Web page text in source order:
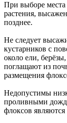
При выборе места
растения,
позднее.
Не следует
кустарников с
около ели,
поглащают из
размещения
Недопустимы
проливными
флоксов